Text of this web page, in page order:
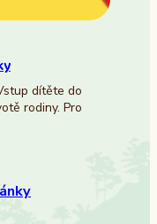
dítěte do
rodiny. Pro